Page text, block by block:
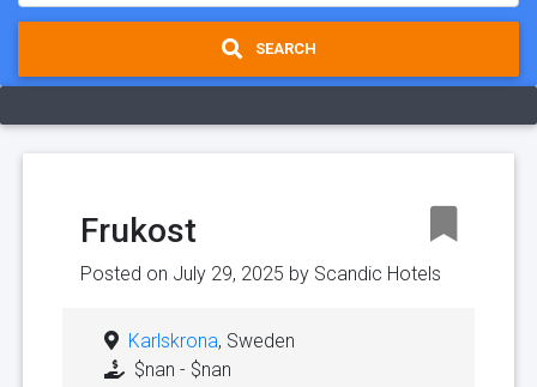
SEARCH
Frukost
Posted on July 29, 2025 by Scandic Hotels
Karlskrona, Sweden
$nan - $nan